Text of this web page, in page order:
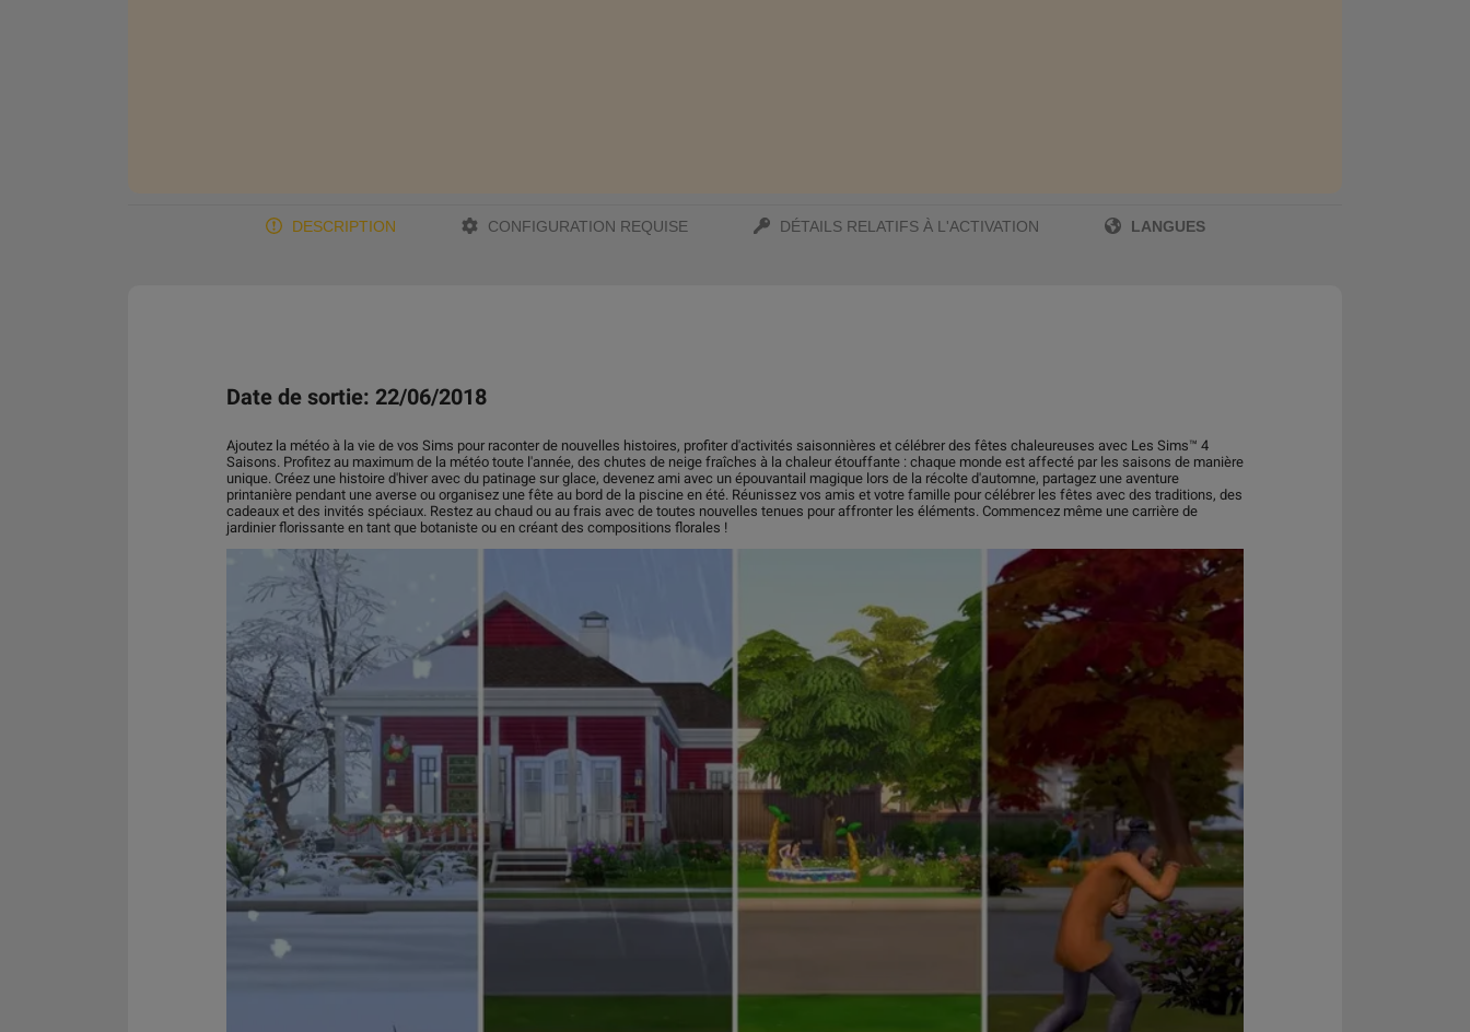
DESCRIPTION CONFIGURATION REQUISE DÉTAILS RELATIFS À L'ACTIVATION LANGUES
Date de sortie: 22/06/2018
Ajoutez la météo à la vie de vos Sims pour raconter de nouvelles histoires, profiter d'activités saisonnières et célébrer des fêtes chaleureuses avec Les Sims™ 4
Saisons. Profitez au maximum de la météo toute l'année, des chutes de neige fraîches à la chaleur étouffante : chaque monde est affecté par les saisons de manière
unique. Créez une histoire d'hiver avec du patinage sur glace, devenez ami avec un épouvantail magique lors de la récolte d'automne, partagez une aventure
printanière pendant une averse ou organisez une fête au bord de la piscine en été. Réunissez vos amis et votre famille pour célébrer les fêtes avec des traditions, des
cadeaux et des invités spéciaux. Restez au chaud ou au frais avec de toutes nouvelles tenues pour affronter les éléments. Commencez même une carrière de
jardinier florissante en tant que botaniste ou en créant des compositions florales !